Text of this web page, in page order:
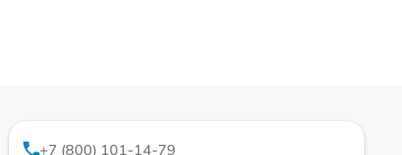
+7 (800) 101-14-79